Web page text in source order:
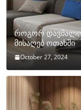
როგორ
მისაღებ ოთახში
October 27, 2024